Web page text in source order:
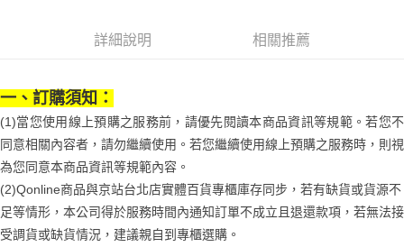
1.分期款項不併入電信帳單，「大哥付你分期」於每月結算日後寄送繳費提
帳／街口支付／iPASS MONEY」等通路繳費。
【注意事項】
1.本服務係由「台灣大哥大股份有限公司」（以下簡稱本公司）所提供，讓
用戶於交易時，得透過本服務購買商品或服務，並由商店將買賣／分期付款
買賣價金債權讓與本公司後，依約使用本公司帳單繳交帳款。
2.基於同意付款使用「大哥付你分期」之契約關係目的，商店將以您的個人
資料（包含姓名、電話或地址）提供予台灣大哥大進項蒐集、處理及利用，
3.完整用戶服務條款，請詳閱以下連結：https://oppay.tw/userRule
２．訂單成立數日內，您將收到繳費通知簡訊。
３．收到繳費通知簡訊後14天內，點擊此簡訊中的連結，可透過四大超商／
※ 請注意：結帳手續完成當下不需立刻繳費，但若您需要取消訂單，請聯絡
購買商品的店家。未經商家同意取消之訂單仍視為有效，需透過AFTEE先享
後付繳納相關費用。
※ 交易是否成功請以「AFTEE先享後付 」之結帳頁面顯示為準，若有關於
是否繳費成功／繳費後需取消欲退款等相關疑問，請聯繫「AFTEE先享後付
客戶支援中心」https://netprotections.freshdesk.com/support/home
每筆NT$70，滿NT$899(含以上)免運費
每筆NT$70，滿NT$899(含以上)免運費
宅配
每筆NT$100，滿NT$1,000(含以上)免運費
京站台北店客服中心(1F星巴克旁) 即日起不提供京站紙袋，取件時
請自備購物袋，若需購買紙袋可現場詢問
詳細說明 相關推薦
一、訂購須知：
(1)當您使用線上預購之服務前，請優先閱讀本商品資訊等規範。若您不
同意相關內容者，請勿繼續使用。若您繼續使用線上預購之服務時，則視
為您同意本商品資訊等規範內容。
(2)Qonline商品與京站台北店實體百貨專櫃庫存同步，若有缺貨或貨源不
足等情形，本公司得於服務時間內通知訂單不成立且退還款項，若無法接
受調貨或缺貨情況，建議親自到專櫃選購。